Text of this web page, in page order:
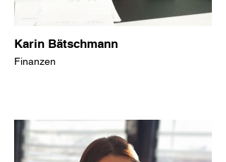
Karin Bätschmann
Finanzen